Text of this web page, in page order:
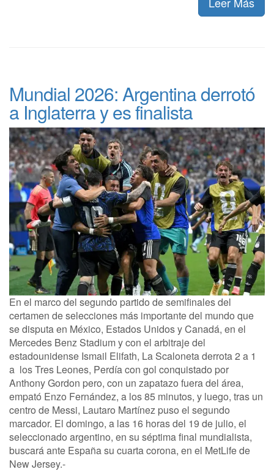
Mundial 2026: Argentina derrotó
a Inglaterra y es finalista
En el marco del segundo partido de semifinales del
certamen de selecciones más importante del mundo que
se disputa en México, Estados Unidos y Canadá, en el
Mercedes Benz Stadium y con el arbitraje del
estadounidense Ismail Elifath, La Scaloneta derrota 2 a 1
a los Tres Leones, Perdía con gol conquistado por
Anthony Gordon pero, con un zapatazo fuera del área,
empató Enzo Fernández, a los 85 minutos, y luego, tras un
centro de Messi, Lautaro Martínez puso el segundo
marcador. El domingo, a las 16 horas del 19 de julio, el
seleccionado argentino, en su séptima final mundialista,
buscará ante España su cuarta corona, en el MetLife de
New Jersey.-